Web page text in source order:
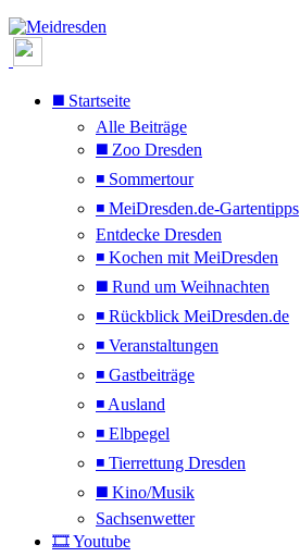
◼️ Startseite
Alle Beiträge
◼️ Zoo Dresden
◾ Sommertour
◾ MeiDresden.de-Gartentipps
Entdecke Dresden
◾ Kochen mit MeiDresden
◼️ Rund um Weihnachten
◾ Rückblick MeiDresden.de
◾ Veranstaltungen
◾ Gastbeiträge
◾ Ausland
◾ Elbpegel
◾ Tierrettung Dresden
◼️ Kino/Musik
Sachsenwetter
🎞️ Youtube